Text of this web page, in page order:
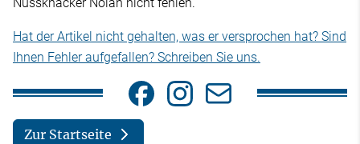
Hat der Artikel nicht gehalten, was er versprochen hat? Sind
Ihnen Fehler aufgefallen? Schreiben Sie uns.
Zur Startseite